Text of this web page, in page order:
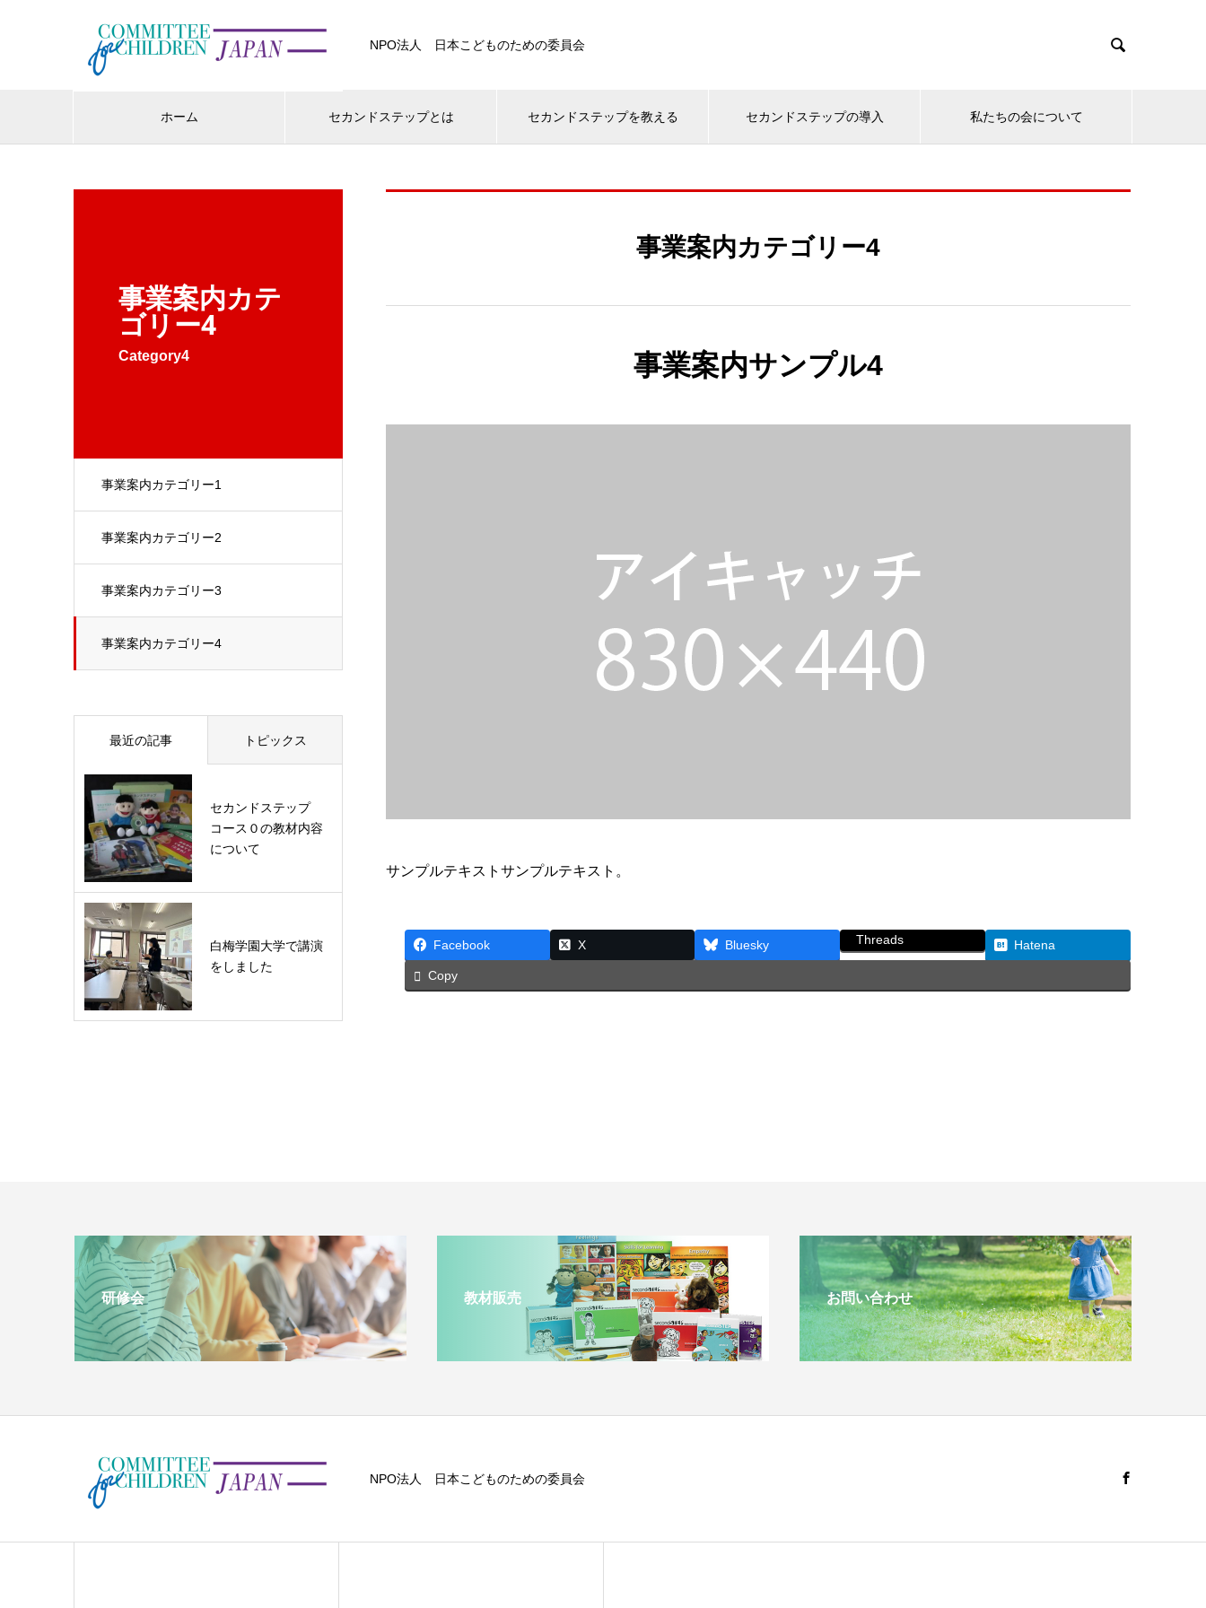
NPO法人 日本こどものための委員会 
ホーム セカンドステップとは セカンドステップを教える セカンドステップの導入 私たちの会について
事業案内カテ
ゴリー4
Category4
事業案内カテゴリー1
事業案内カテゴリー2
事業案内カテゴリー3
事業案内カテゴリー4
事業案内カテゴリー4
事業案内サンプル4
サンプルテキストサンプルテキスト。
Facebook X Bluesky Threads Hatena
Copy
最近の記事 トピックス
セカンドステップ
コース０の教材内容
について
白梅学園大学で講演
をしました
研修会 教材販売 お問い合わせ
NPO法人 日本こどものための委員会